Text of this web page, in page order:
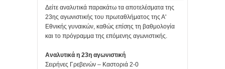
Δείτε αναλυτικά παρακάτω τα αποτελέσματα της
23ης αγωνιστικής του πρωταθλήματος της Α'
Εθνικής γυναικών, καθώς επίσης τη βαθμολογία
και το πρόγραμμα της επόμενης αγωνιστικής.
Αναλυτικά η 23η αγωνιστική
Σειρήνες Γρεβενών – Καστοριά 2-0